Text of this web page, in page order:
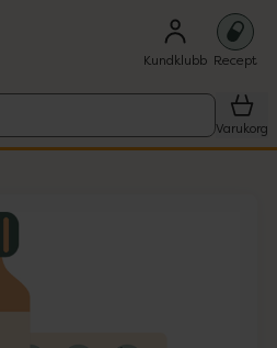
Kundklubb Recept
Varukorg
1 objekt.